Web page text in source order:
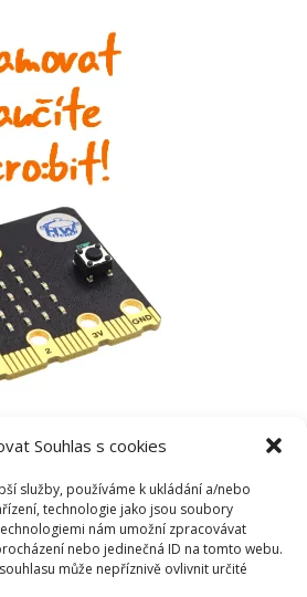
Souhlas s cookies
služby, používáme k ukládání a/nebo
technologie jako jsou soubory
nám umožní zpracovávat
nebo jedinečná ID na tomto webu.
může nepříznivě ovlivnit určité